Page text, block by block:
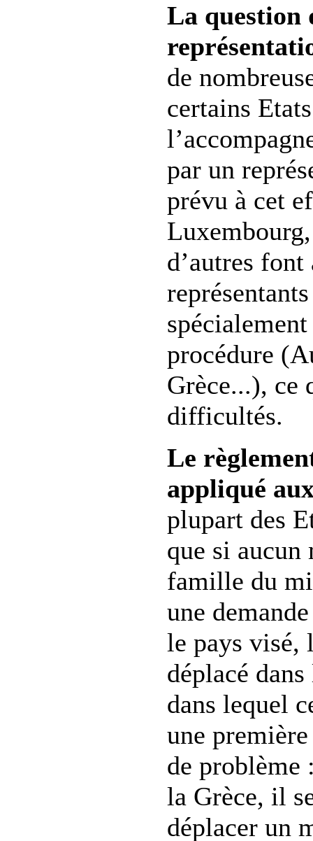
La question
de
certains
par un
prévu à cet
d’autres font
procédure
Grèce...), ce
difficultés.
Le
appliqué
plupart des
que si aucun
famille du
une
le pays visé,
déplacé
dans lequel
une
de problème
la Grèce, il
déplacer un